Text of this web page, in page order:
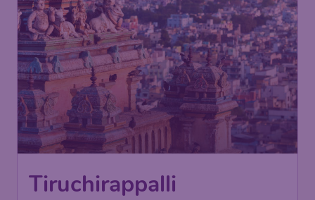
Tiruchirappalli